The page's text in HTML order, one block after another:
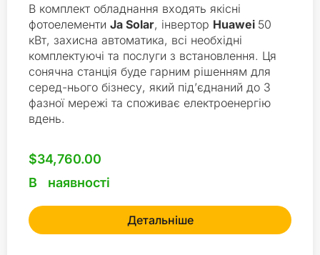
В комплект обладнання входять якісні
фотоелементи Ja Solar, інвертор Huawei 50
кВт, захисна автоматика, всі необхідні
комплектуючі та послуги з встановлення. Ця
сонячна станція буде гарним рішенням для
серед-нього бізнесу, який під’єднаний до 3
фазної мережі та споживає електроенергію
вдень.
$34,760.00
В наявності
Детальніше